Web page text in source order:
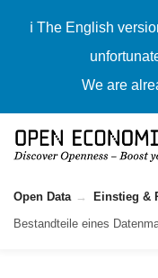
ℹ️ The English
We are
Open Data
Einstieg &
Bestandteile eines